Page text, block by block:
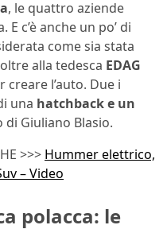
, le quattro aziende
c’è anche un po’ di
come sia stata
alla tedesca EDAG
creare l’auto. Due i
una hatchback e un
Giuliano Blasio.
>>> Hummer elettrico,
– Video
polacca: le